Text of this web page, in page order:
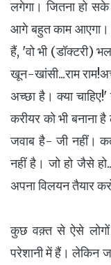
लगेगा। जितना हो
आगे बहुत काम आएगा।
हैं, 'वो भी (डॉक्टरी)
खून-खांसी...राम
अच्छा है। क्या
करीयर को भी बनाना
जवाब है- जी नहीं।
नहीं है। जो हो जैसे
अपना विलयन तैयार
कुछ वक़्त से ऐसे लोगों
परेशानी में हैं। लेकिन